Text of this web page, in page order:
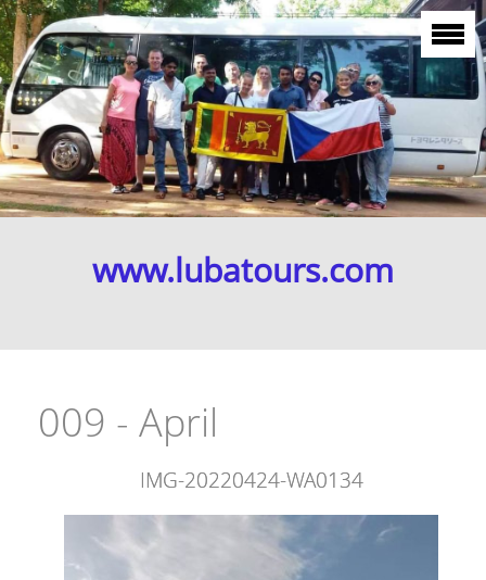
www.lubatours.com
009 - April
IMG-20220424-WA0134